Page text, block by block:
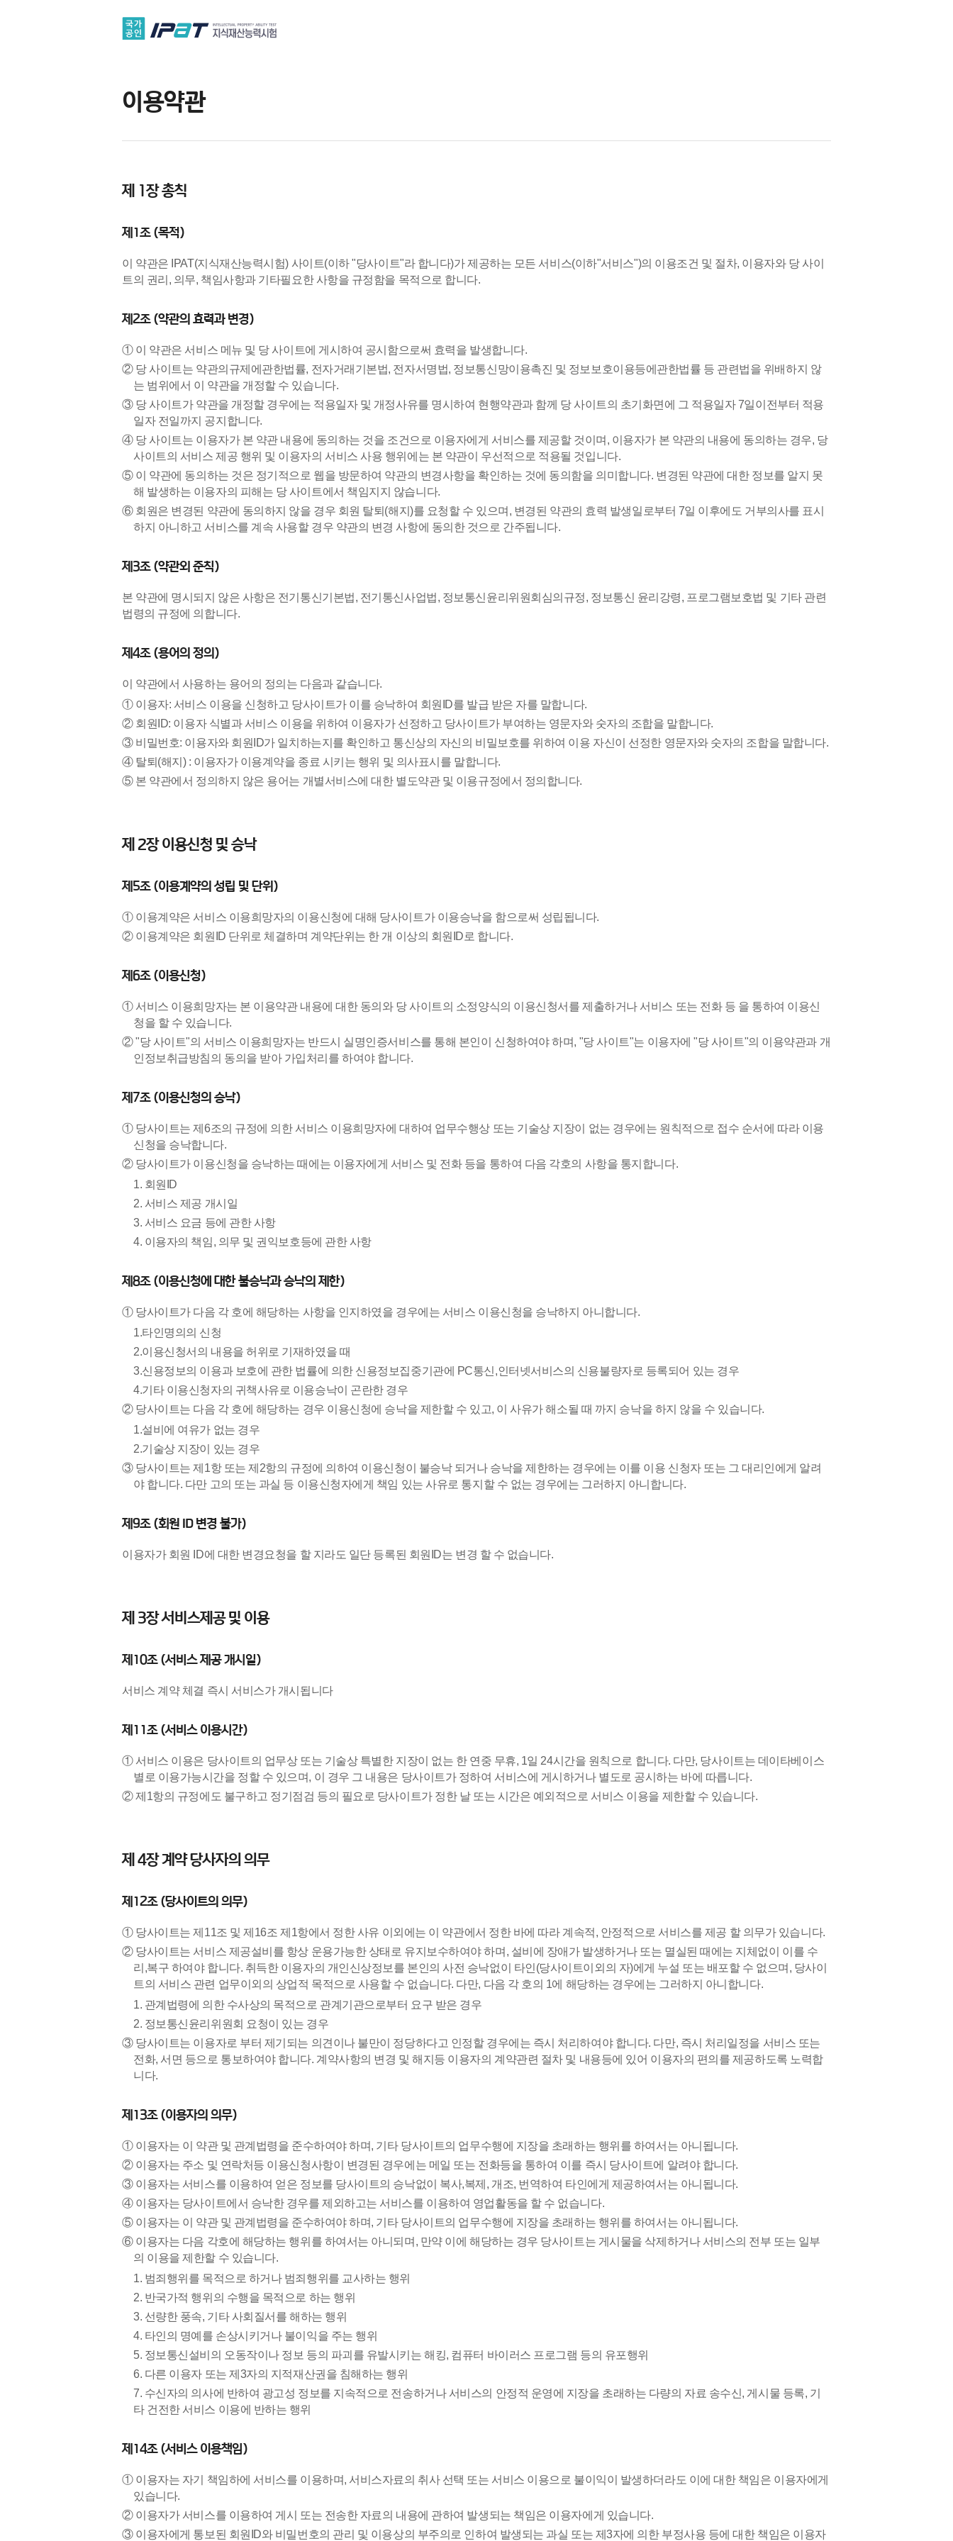
이용약관
제 1장 총칙
제1조 (목적)
이 약관은 IPAT(지식재산능력시험) 사이트(이하 "당사이트"라 합니다)가 제공하는 모든 서비스(이하"서비스")의 이용조건 및 절차, 이용자와 당 사이
트의 권리, 의무, 책임사항과 기타필요한 사항을 규정함을 목적으로 합니다.
제2조 (약관의 효력과 변경)
① 이 약관은 서비스 메뉴 및 당 사이트에 게시하여 공시함으로써 효력을 발생합니다.
② 당 사이트는 약관의규제에관한법률, 전자거래기본법, 전자서명법, 정보통신망이용촉진 및 정보보호이용등에관한법률 등 관련법을 위배하지 않
는 범위에서 이 약관을 개정할 수 있습니다.
③ 당 사이트가 약관을 개정할 경우에는 적용일자 및 개정사유를 명시하여 현행약관과 함께 당 사이트의 초기화면에 그 적용일자 7일이전부터 적용
일자 전일까지 공지합니다.
④ 당 사이트는 이용자가 본 약관 내용에 동의하는 것을 조건으로 이용자에게 서비스를 제공할 것이며, 이용자가 본 약관의 내용에 동의하는 경우, 당
사이트의 서비스 제공 행위 및 이용자의 서비스 사용 행위에는 본 약관이 우선적으로 적용될 것입니다.
⑤ 이 약관에 동의하는 것은 정기적으로 웹을 방문하여 약관의 변경사항을 확인하는 것에 동의함을 의미합니다. 변경된 약관에 대한 정보를 알지 못
해 발생하는 이용자의 피해는 당 사이트에서 책임지지 않습니다.
⑥ 회원은 변경된 약관에 동의하지 않을 경우 회원 탈퇴(해지)를 요청할 수 있으며, 변경된 약관의 효력 발생일로부터 7일 이후에도 거부의사를 표시
하지 아니하고 서비스를 계속 사용할 경우 약관의 변경 사항에 동의한 것으로 간주됩니다.
제3조 (약관외 준칙)
본 약관에 명시되지 않은 사항은 전기통신기본법, 전기통신사업법, 정보통신윤리위원회심의규정, 정보통신 윤리강령, 프로그램보호법 및 기타 관련
법령의 규정에 의합니다.
제4조 (용어의 정의)
이 약관에서 사용하는 용어의 정의는 다음과 같습니다.
① 이용자: 서비스 이용을 신청하고 당사이트가 이를 승낙하여 회원ID를 발급 받은 자를 말합니다.
② 회원ID: 이용자 식별과 서비스 이용을 위하여 이용자가 선정하고 당사이트가 부여하는 영문자와 숫자의 조합을 말합니다.
③ 비밀번호: 이용자와 회원ID가 일치하는지를 확인하고 통신상의 자신의 비밀보호를 위하여 이용 자신이 선정한 영문자와 숫자의 조합을 말합니다.
④ 탈퇴(해지) : 이용자가 이용계약을 종료 시키는 행위 및 의사표시를 말합니다.
⑤ 본 약관에서 정의하지 않은 용어는 개별서비스에 대한 별도약관 및 이용규정에서 정의합니다.
제 2장 이용신청 및 승낙
제5조 (이용계약의 성립 및 단위)
① 이용계약은 서비스 이용희망자의 이용신청에 대해 당사이트가 이용승낙을 함으로써 성립됩니다.
② 이용계약은 회원ID 단위로 체결하며 계약단위는 한 개 이상의 회원ID로 합니다.
제6조 (이용신청)
① 서비스 이용희망자는 본 이용약관 내용에 대한 동의와 당 사이트의 소정양식의 이용신청서를 제출하거나 서비스 또는 전화 등 을 통하여 이용신
청을 할 수 있습니다.
② "당 사이트"의 서비스 이용희망자는 반드시 실명인증서비스를 통해 본인이 신청하여야 하며, "당 사이트"는 이용자에 "당 사이트"의 이용약관과 개
인정보취급방침의 동의을 받아 가입처리를 하여야 합니다.
제7조 (이용신청의 승낙)
① 당사이트는 제6조의 규정에 의한 서비스 이용희망자에 대하여 업무수행상 또는 기술상 지장이 없는 경우에는 원칙적으로 접수 순서에 따라 이용
신청을 승낙합니다.
② 당사이트가 이용신청을 승낙하는 때에는 이용자에게 서비스 및 전화 등을 통하여 다음 각호의 사항을 통지합니다.
1. 회원ID
2. 서비스 제공 개시일
3. 서비스 요금 등에 관한 사항
4. 이용자의 책임, 의무 및 권익보호등에 관한 사항
제8조 (이용신청에 대한 불승낙과 승낙의 제한)
① 당사이트가 다음 각 호에 해당하는 사항을 인지하였을 경우에는 서비스 이용신청을 승낙하지 아니합니다.
1.타인명의의 신청
2.이용신청서의 내용을 허위로 기재하였을 때
3.신용정보의 이용과 보호에 관한 법률에 의한 신용정보집중기관에 PC통신,인터넷서비스의 신용불량자로 등록되어 있는 경우
4.기타 이용신청자의 귀책사유로 이용승낙이 곤란한 경우
② 당사이트는 다음 각 호에 해당하는 경우 이용신청에 승낙을 제한할 수 있고, 이 사유가 해소될 때 까지 승낙을 하지 않을 수 있습니다.
1.설비에 여유가 없는 경우
2.기술상 지장이 있는 경우
③ 당사이트는 제1항 또는 제2항의 규정에 의하여 이용신청이 불승낙 되거나 승낙을 제한하는 경우에는 이를 이용 신청자 또는 그 대리인에게 알려
야 합니다. 다만 고의 또는 과실 등 이용신청자에게 책임 있는 사유로 통지할 수 없는 경우에는 그러하지 아니합니다.
제9조 (회원 ID 변경 불가)
이용자가 회원 ID에 대한 변경요청을 할 지라도 일단 등록된 회원ID는 변경 할 수 없습니다.
제 3장 서비스제공 및 이용
제10조 (서비스 제공 개시일)
서비스 계약 체결 즉시 서비스가 개시됩니다
제11조 (서비스 이용시간)
① 서비스 이용은 당사이트의 업무상 또는 기술상 특별한 지장이 없는 한 연중 무휴, 1일 24시간을 원칙으로 합니다. 다만, 당사이트는 데이타베이스
별로 이용가능시간을 정할 수 있으며, 이 경우 그 내용은 당사이트가 정하여 서비스에 게시하거나 별도로 공시하는 바에 따릅니다.
② 제1항의 규정에도 불구하고 정기점검 등의 필요로 당사이트가 정한 날 또는 시간은 예외적으로 서비스 이용을 제한할 수 있습니다.
제 4장 계약 당사자의 의무
제12조 (당사이트의 의무)
① 당사이트는 제11조 및 제16조 제1항에서 정한 사유 이외에는 이 약관에서 정한 바에 따라 계속적, 안정적으로 서비스를 제공 할 의무가 있습니다.
② 당사이트는 서비스 제공설비를 항상 운용가능한 상태로 유지보수하여야 하며, 설비에 장애가 발생하거나 또는 멸실된 때에는 지체없이 이를 수
리,복구 하여야 합니다. 취득한 이용자의 개인신상정보를 본인의 사전 승낙없이 타인(당사이트이외의 자)에게 누설 또는 배포할 수 없으며, 당사이
트의 서비스 관련 업무이외의 상업적 목적으로 사용할 수 없습니다. 다만, 다음 각 호의 1에 해당하는 경우에는 그러하지 아니합니다.
1. 관계법령에 의한 수사상의 목적으로 관계기관으로부터 요구 받은 경우
2. 정보통신윤리위원회 요청이 있는 경우
③ 당사이트는 이용자로 부터 제기되는 의견이나 불만이 정당하다고 인정할 경우에는 즉시 처리하여야 합니다. 다만, 즉시 처리일정을 서비스 또는
전화, 서면 등으로 통보하여야 합니다. 계약사항의 변경 및 해지등 이용자의 계약관련 절차 및 내용등에 있어 이용자의 편의를 제공하도록 노력합
니다.
제13조 (이용자의 의무)
① 이용자는 이 약관 및 관계법령을 준수하여야 하며, 기타 당사이트의 업무수행에 지장을 초래하는 행위를 하여서는 아니됩니다.
② 이용자는 주소 및 연락처등 이용신청사항이 변경된 경우에는 메일 또는 전화등을 통하여 이를 즉시 당사이트에 알려야 합니다.
③ 이용자는 서비스를 이용하여 얻은 정보를 당사이트의 승낙없이 복사,복제, 개조, 번역하여 타인에게 제공하여서는 아니됩니다.
④ 이용자는 당사이트에서 승낙한 경우를 제외하고는 서비스를 이용하여 영업활동을 할 수 없습니다.
⑤ 이용자는 이 약관 및 관계법령을 준수하여야 하며, 기타 당사이트의 업무수행에 지장을 초래하는 행위를 하여서는 아니됩니다.
⑥ 이용자는 다음 각호에 해당하는 행위를 하여서는 아니되며, 만약 이에 해당하는 경우 당사이트는 게시물을 삭제하거나 서비스의 전부 또는 일부
의 이용을 제한할 수 있습니다.
1. 범죄행위를 목적으로 하거나 범죄행위를 교사하는 행위
2. 반국가적 행위의 수행을 목적으로 하는 행위
3. 선량한 풍속, 기타 사회질서를 해하는 행위
4. 타인의 명예를 손상시키거나 불이익을 주는 행위
5. 정보통신설비의 오동작이나 정보 등의 파괴를 유발시키는 해킹, 컴퓨터 바이러스 프로그램 등의 유포행위
6. 다른 이용자 또는 제3자의 지적재산권을 침해하는 행위
7. 수신자의 의사에 반하여 광고성 정보를 지속적으로 전송하거나 서비스의 안정적 운영에 지장을 초래하는 다량의 자료 송수신, 게시물 등록, 기
타 건전한 서비스 이용에 반하는 행위
제14조 (서비스 이용책임)
① 이용자는 자기 책임하에 서비스를 이용하며, 서비스자료의 취사 선택 또는 서비스 이용으로 불이익이 발생하더라도 이에 대한 책임은 이용자에게
있습니다.
② 이용자가 서비스를 이용하여 게시 또는 전송한 자료의 내용에 관하여 발생되는 책임은 이용자에게 있습니다.
③ 이용자에게 통보된 회원ID와 비밀번호의 관리 및 이용상의 부주의로 인하여 발생되는 과실 또는 제3자에 의한 부정사용 등에 대한 책임은 이용자